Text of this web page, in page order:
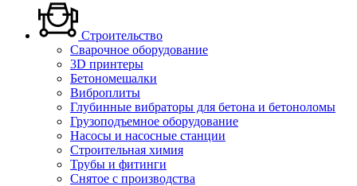
Строительство
Сварочное оборудование
3D принтеры
Бетономешалки
Виброплиты
Глубинные вибраторы для бетона и бетоноломы
Грузоподъемное оборудование
Насосы и насосные станции
Строительная химия
Трубы и фитинги
Снятое с производства